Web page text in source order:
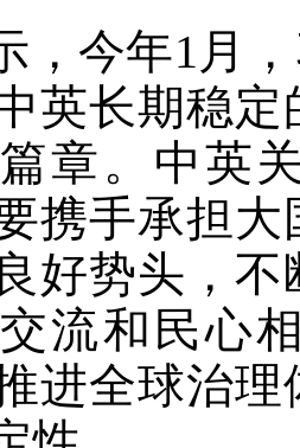
，今年1月
英长期稳
章。中英
携手承担
好势头，
流和民心
进全球治